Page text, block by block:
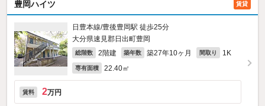
豊岡ハイツ 賃貸
日豊本線/豊後豊岡駅 徒歩25分
大分県速見郡日出町豊岡
総階数 2階建 築年数 築27年10ヶ月 間取り 1K
専有面積 22.40㎡
賃料 2万円